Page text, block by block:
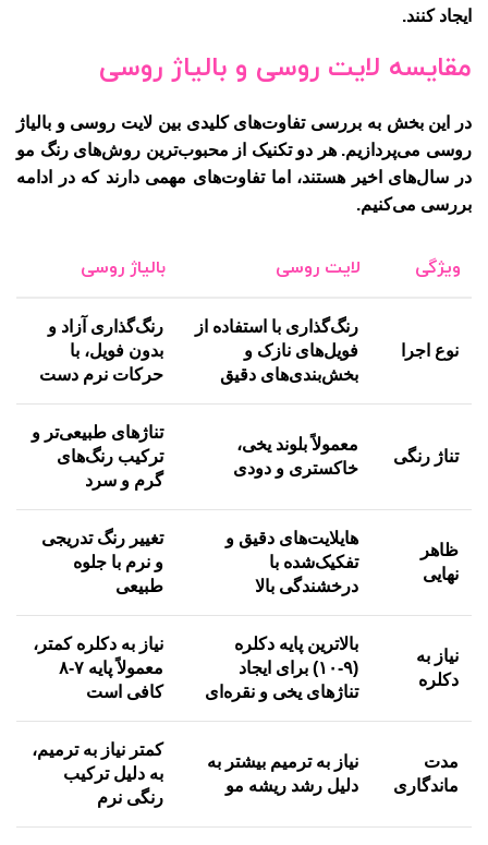
ایجاد کنند.
مقایسه لایت روسی و بالیاژ روسی
در این بخش به بررسی تفاوت‌های کلیدی بین لایت روسی و بالیاژ
روسی می‌پردازیم. هر دو تکنیک از محبوب‌ترین روش‌های رنگ مو
در سال‌های اخیر هستند، اما تفاوت‌های مهمی دارند که در ادامه
بررسی می‌کنیم.
ویژگی لایت روسی بالیاژ روسی
نوع اجرا
رنگ‌گذاری با استفاده از
فویل‌های نازک و
بخش‌بندی‌های دقیق
رنگ‌گذاری آزاد و
بدون فویل، با
حرکات نرم دست
تناژ رنگی
معمولاً بلوند یخی،
خاکستری و دودی
تناژهای طبیعی‌تر و
ترکیب رنگ‌های
گرم و سرد
ظاهر
نهایی
هایلایت‌های دقیق و
تفکیک‌شده با
درخشندگی بالا
تغییر رنگ تدریجی
و نرم با جلوه
طبیعی
نیاز به
دکلره
بالاترین پایه دکلره
(۹-۱۰) برای ایجاد
تناژهای یخی و نقره‌ای
نیاز به دکلره کمتر،
معمولاً پایه ۷-۸
کافی است
مدت
ماندگاری
نیاز به ترمیم بیشتر به
دلیل رشد ریشه مو
کمتر نیاز به ترمیم،
به دلیل ترکیب
رنگی نرم